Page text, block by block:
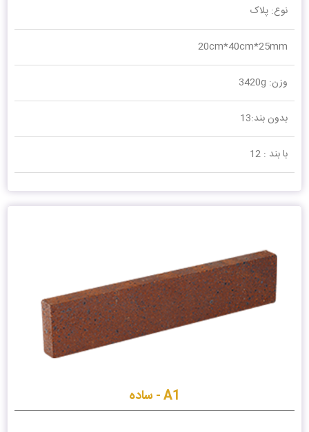
نوع: پلاک
20cm*40cm*25mm
وزن: 3420g
بدون بند:13
با بند : 12
A1 - ساده